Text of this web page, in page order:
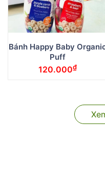
Bánh Happy Baby
Puff
120.000₫